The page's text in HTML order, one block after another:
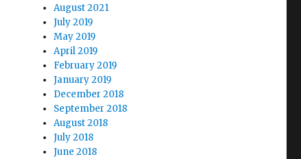
August 2021
July 2019
May 2019
April 2019
February 2019
January 2019
December 2018
September 2018
August 2018
July 2018
June 2018